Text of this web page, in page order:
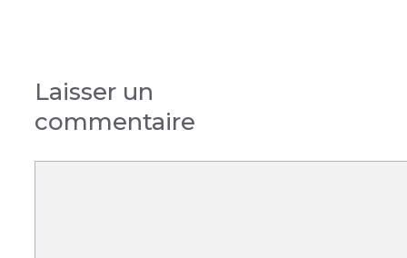
Laisser un
commentaire